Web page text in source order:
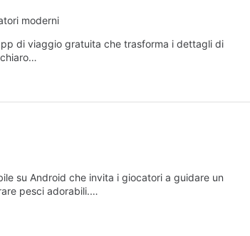
moderni
di viaggio gratuita che trasforma i dettagli di
su Android che invita i giocatori a guidare un
pesci adorabili.…